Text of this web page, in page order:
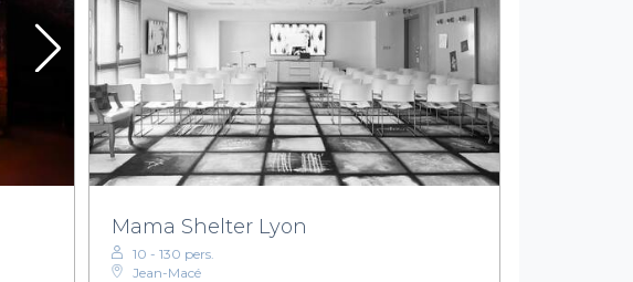
des fléchettes au cœur de la ville des Lumières, explorez nos suggestions
mémorable. N'attendez plus pour découvrir les offres alléchantes de
jouer aux fléchettes !
Mama Shelter Lyon
10 - 130 pers.
Jean-Macé